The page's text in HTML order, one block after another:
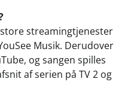
streamingtjenester
Musik. Derudover
og sangen spilles
af serien på TV 2 og